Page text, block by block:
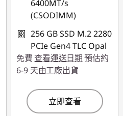
6400MT/s
(CSODIMM)
256 GB SSD M.2 2280
PCIe Gen4 TLC Opal
免費 查看運送日期預估約
6-9 天由工廠出貨
立即查看